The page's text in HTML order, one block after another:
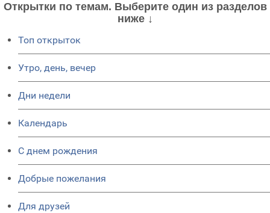
Открытки по темам. Выберите один из разделов
ниже ↓
Топ открыток
Утро, день, вечер
Дни недели
Календарь
C днем рождения
Добрые пожелания
Для друзей